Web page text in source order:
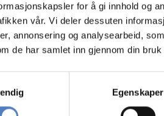
for å gi innhold og
vår. Vi deler dessuten
annonsering og analysearbeid,
de har samlet inn gjennom din
Egenskaper